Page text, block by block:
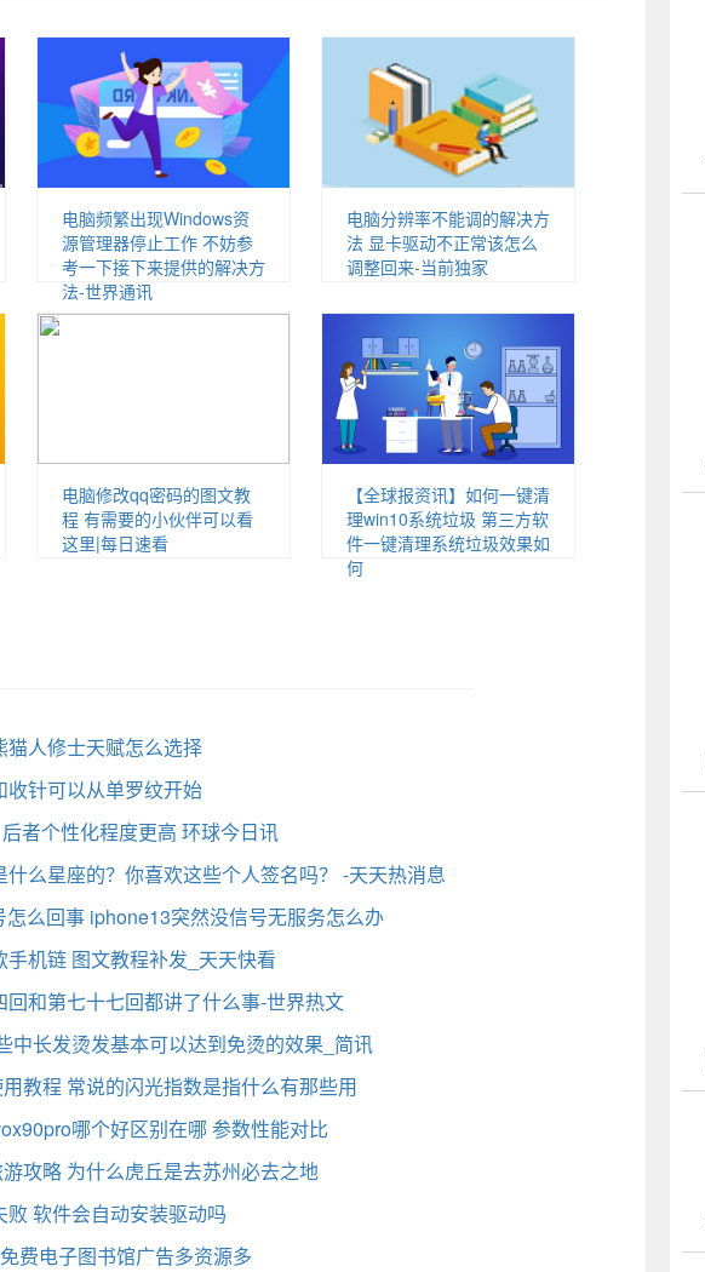
电脑频繁出现Windows资
源管理器停止工作 不妨参
考一下接下来提供的解决方
法-世界通讯
电脑分辨率不能调的解决方
法 显卡驱动不正常该怎么
调整回来-当前独家
电脑修改qq密码的图文教
程 有需要的小伙伴可以看
这里|每日速看
【全球报资讯】如何一键清
理win10系统垃圾 第三方软
件一键清理系统垃圾效果如
何
猫人修士天赋怎么选择
收针可以从单罗纹开始
者个性化程度更高 环球今日讯
么星座的？你喜欢这些个人签名吗？ -天天热消息
么回事 iphone13突然没信号无服务怎么办
机链 图文教程补发_天天快看
和第七十七回都讲了什么事-世界热文
中长发烫发基本可以达到免烫的效果_简讯
教程 常说的闪光指数是指什么有那些用
哪个好区别在哪 参数性能对比
攻略 为什么虎丘是去苏州必去之地
软件会自动安装驱动吗
费电子图书馆广告多资源多